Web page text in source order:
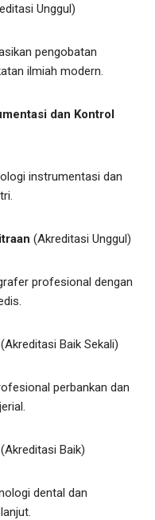
Unggul)
pengobatan
ilmiah modern.
dan Kontrol
instrumentasi dan
(Akreditasi Unggul)
profesional dengan
(Akreditasi Baik Sekali)
perbankan dan
(Akreditasi Baik)
dental dan